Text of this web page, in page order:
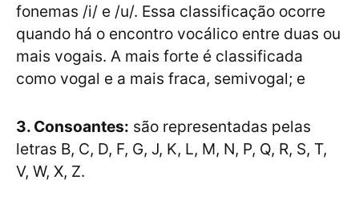
fonemas /i/ e /u/. Essa classificação ocorre
quando há o encontro vocálico entre duas ou
mais vogais. A mais forte é classificada
como vogal e a mais fraca, semivogal; e
3. Consoantes: são representadas pelas
letras B, C, D, F, G, J, K, L, M, N, P, Q, R, S, T,
V, W, X, Z.